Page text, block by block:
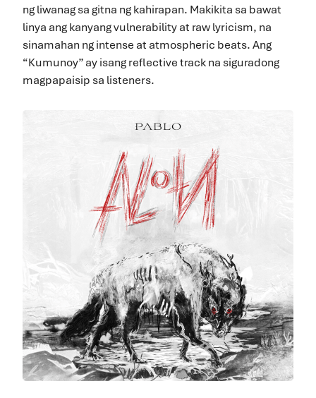
ng liwanag sa gitna ng kahirapan. Makikita sa bawat
linya ang kanyang vulnerability at raw lyricism, na
sinamahan ng intense at atmospheric beats. Ang
“Kumunoy” ay isang reflective track na siguradong
magpapaisip sa listeners.